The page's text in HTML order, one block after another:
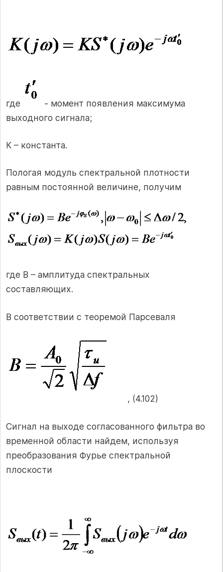
где
- момент появления максимума
выходного сигнала;
К – константа.
Пологая модуль спектральной плотности
равным постоянной величине, получим
где В – амплитуда спектральных
составляющих.
В соответствии с теоремой Парсеваля
, (4.102)
Сигнал на выходе согласованного фильтра во
временной области найдем, используя
преобразования Фурье спектральной
плоскости